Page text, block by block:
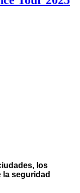
los
la seguridad